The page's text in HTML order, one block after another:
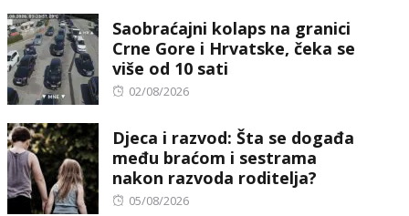
Saobraćajni kolaps na granici
Crne Gore i Hrvatske, čeka se
više od 10 sati
Posted
02/08/2026
Djeca i razvod: Šta se događa
među braćom i sestrama
nakon razvoda roditelja?
Posted
05/08/2026